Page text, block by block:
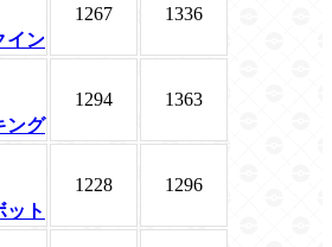
イン
1267 1336
ング
1294 1363
ット
1228 1296